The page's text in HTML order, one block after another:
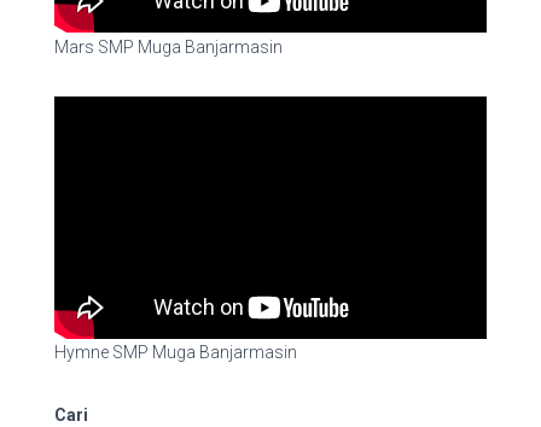
Mars SMP Muga Banjarmasin
Hymne SMP Muga Banjarmasin
Cari